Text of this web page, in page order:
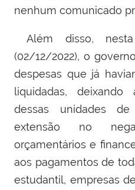
nenhum comunicado
Além disso,
(02/12/2022), o
despesas que já
liquidadas,
dessas unidades
extensão no
orçamentários e
aos pagamentos de
estudantil, empresas